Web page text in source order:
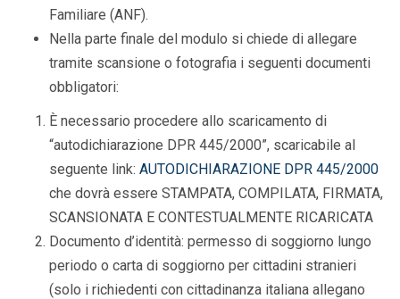
Familiare (ANF).
Nella parte finale del modulo si chiede di allegare
tramite scansione o fotografia i seguenti documenti
obbligatori:
È necessario procedere allo scaricamento di
“autodichiarazione DPR 445/2000”, scaricabile al
seguente link: AUTODICHIARAZIONE DPR 445/2000
che dovrà essere STAMPATA, COMPILATA, FIRMATA,
SCANSIONATA E CONTESTUALMENTE RICARICATA
Documento d’identità: permesso di soggiorno lungo
periodo o carta di soggiorno per cittadini stranieri
(solo i richiedenti con cittadinanza italiana allegano